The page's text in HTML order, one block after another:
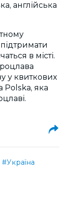
англійська
в місті.
у квиткових
Polska, яка
#Україна